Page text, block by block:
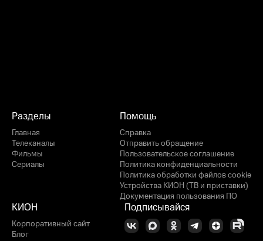
Разделы
Главная
Телеканалы
Фильмы
Сериалы
Помощь
Справка
Отправить обращение
Пользовательское соглашение
Политика конфиденциальности
Политика обработки файлов cookie
Устройства КИОН (ТВ и приставки)
Документация пользования ПО
КИОН
Корпоративный сайт
Блог
Подписывайся